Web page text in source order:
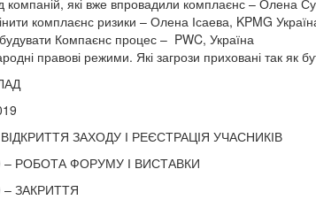
компаній, які вже впровадили комплаєнс – Олена
комплаєнс ризики – Олена Ісаева, KPMG
Компаєнс процес – PWC, Україна
правові режими. Які загрози приховані так як
ВІДКРИТТЯ ЗАХОДУ І РЕЄСТРАЦІЯ УЧАСНИКІВ
– РОБОТА ФОРУМУ І ВИСТАВКИ
– ЗАКРИТТЯ